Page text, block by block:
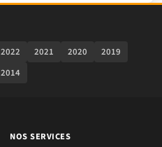
2022 2021 2020
2019
2014
NOS SERVICES